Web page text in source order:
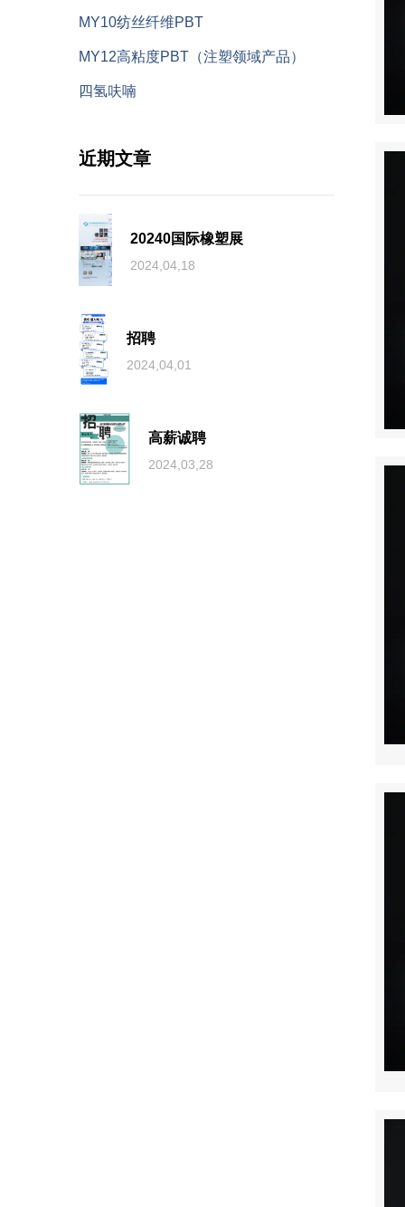
MY10纺丝纤维PBT
MY12高粘度PBT（注塑领域产品）
四氢呋喃
近期文章
20240国际橡塑展
2024,04,18
招聘
2024,04,01
高薪诚聘
2024,03,28